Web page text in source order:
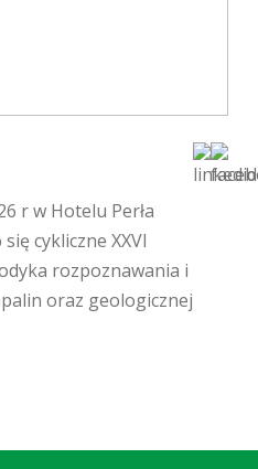
r w Hotelu Perła
cykliczne XXVI
rozpoznawania i
oraz geologicznej